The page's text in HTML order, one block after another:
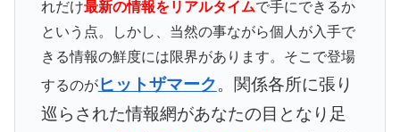
れだけ最新の情報をリアルタイムで手にできるか
という点。しかし、当然の事ながら個人が入手で
きる情報の鮮度には限界があります。そこで登場
するのがヒットザマーク。関係各所に張り
巡らされた情報網があなたの目となり足